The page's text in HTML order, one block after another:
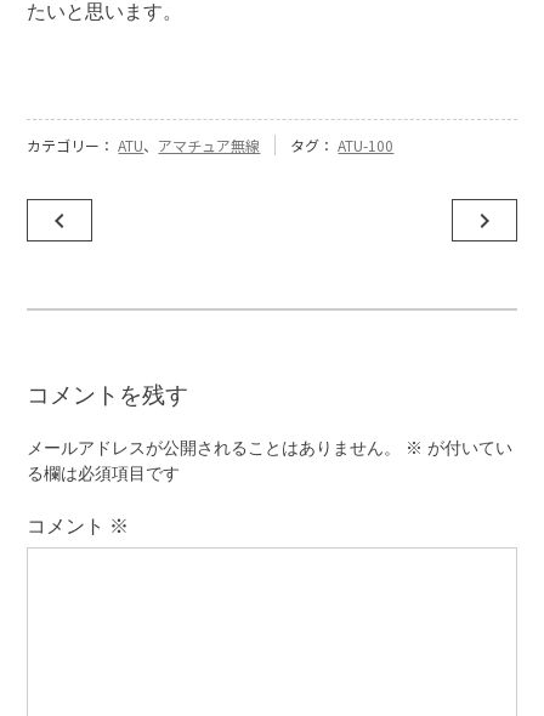
たいと思います。
カテゴリー：ATU、 アマチュア無線 タグ：ATU-100
稿
ー
シ
ョ
navigate_before navigate_next
コメントを残す
メールアドレスが公開されることはありません。 ※ が付いてい
る欄は必須項目です
コメント ※